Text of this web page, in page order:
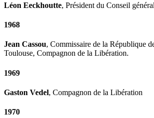
Léon Eeckhoutte, Président du Conseil
1968
Jean Cassou, Commissaire de la République
Toulouse, Compagnon de la Libération.
1969
Gaston Vedel, Compagnon de la Libération
1970